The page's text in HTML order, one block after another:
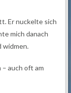
Er nuckelte sich
mich danach
widmen.
auch oft am